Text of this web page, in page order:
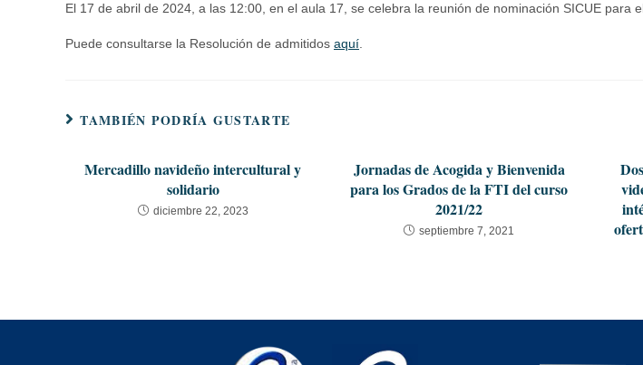
El 17 de abril de 2024, a las 12:00, en el aula 17, se celebra la reunión de nominación SICUE para
Puede consultarse la Resolución de admitidos aquí
TAMBIÉN PODRÍA GUSTARTE
Mercadillo navideño intercultural y
solidario
diciembre 22, 2023
Jornadas de Acogida y Bienvenida
para los Grados de la FTI del curso
2021/22
septiembre 7, 2021